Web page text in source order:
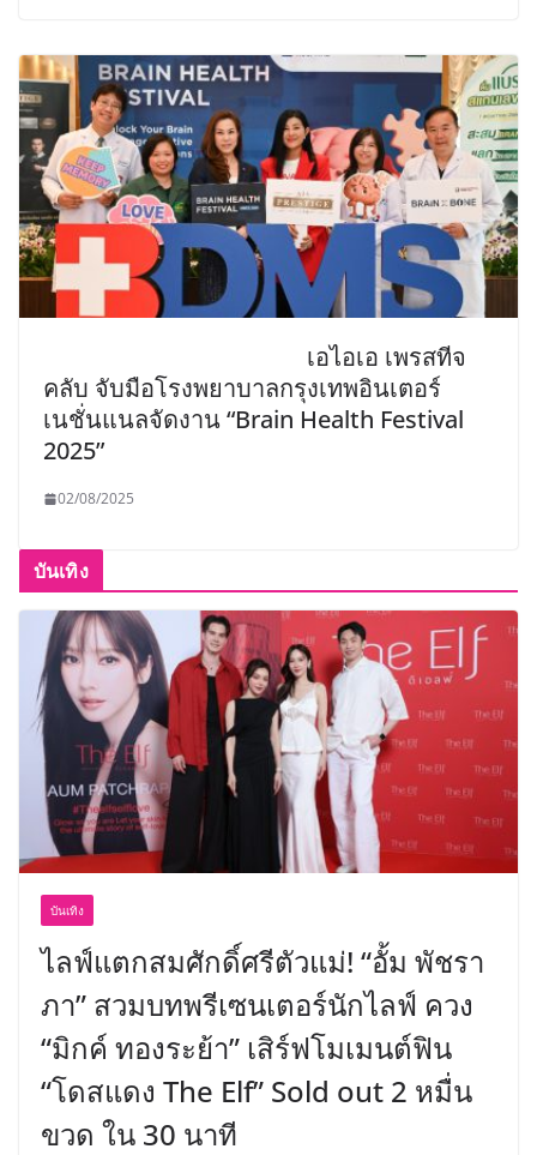
เอไอเอ เพรสทีจ
คลับ จับมือโรงพยาบาลกรุงเทพอินเตอร์
เนชั่นแนลจัดงาน “Brain Health Festival
2025”
02/08/2025
บันเทิง
บันเทิง
ไลฟ์แตกสมศักดิ์ศรีตัวแม่! “อั้ม พัชรา
ภา” สวมบทพรีเซนเตอร์นักไลฟ์ ควง
“มิกค์ ทองระย้า” เสิร์ฟโมเมนต์ฟิน
“โดสแดง The Elf” Sold out 2 หมื่น
ขวด ใน 30 นาที